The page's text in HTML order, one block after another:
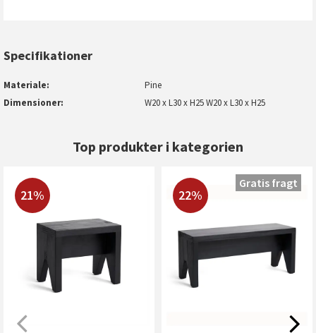
Specifikationer
Materiale
Pine
Dimensioner
W20 x L30 x H25 W20 x L30 x H25
Top produkter i kategorien
21% 22%
Gratis fragt